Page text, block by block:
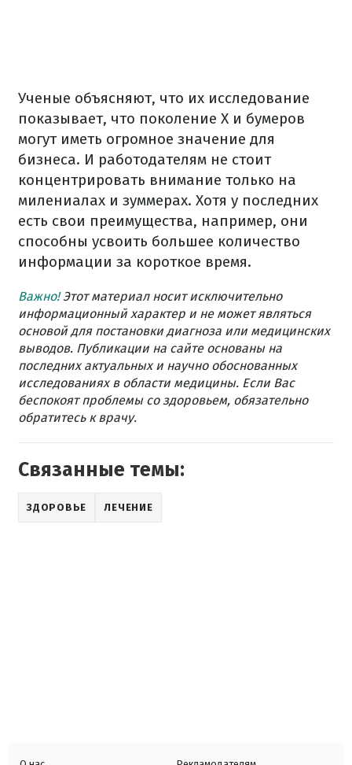
Ученые объясняют, что их исследование
показывает, что поколение Х и бумеров
могут иметь огромное значение для
бизнеса. И работодателям не стоит
концентрировать внимание только на
милениалах и зуммерах. Хотя у последних
есть свои преимущества, например, они
способны усвоить большее количество
информации за короткое время.
Важно!Этот материал носит исключительно
информационный характер и не может являться
основой для постановки диагноза или медицинских
выводов. Публикации на сайте основаны на
последних актуальных и научно обоснованных
исследованиях в области медицины. Если Вас
беспокоят проблемы со здоровьем, обязательно
обратитесь к врачу.
Связанные темы:
ЗДОРОВЬЕ ЛЕЧЕНИЕ